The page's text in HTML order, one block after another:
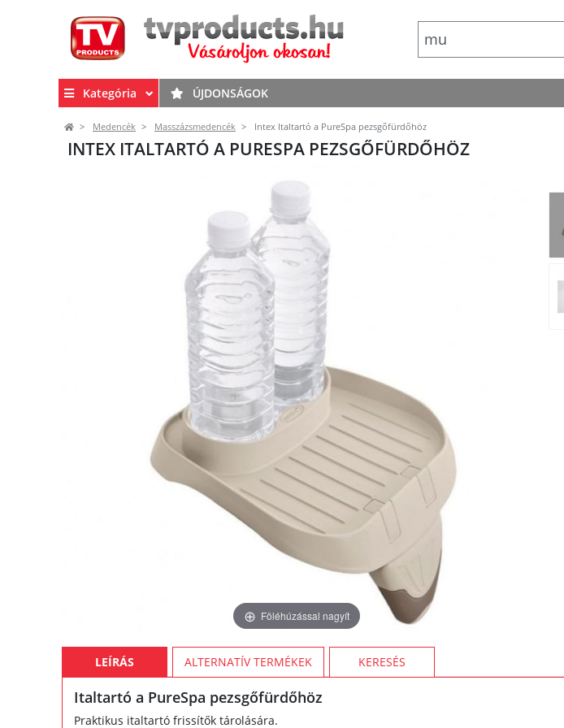
Kategória ÚJDONSÁGOK
Medencék Masszázsmedencék Intex Italtartó a PureSpa pezsgőfürdőhöz
INTEX ITALTARTÓ A PURESPA PEZSGŐFÜRDŐHÖZ
Föléhúzással nagyít
LEÍRÁS ALTERNATÍV TERMÉKEK KERESÉS
Italtartó a PureSpa pezsgőfürdőhöz
Praktikus italtartó frissítők tárolására.